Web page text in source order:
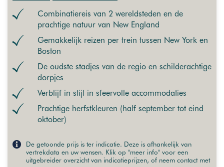
Combinatiereis van 2 wereldsteden en de
prachtige natuur van New England
Gemakkelijk reizen per trein tussen New York en
Boston
De oudste stadjes van de regio en schilderachtige
dorpjes
Verblijf in stijl in sfeervolle accommodaties
Prachtige herfstkleuren (half september tot eind
oktober)
De getoonde prijs is ter indicatie. Deze is afhankelijk van
vertrekdata en uw wensen. Klik op "meer info" voor een
uitgebreider overzicht van indicatieprijzen, of neem contact met